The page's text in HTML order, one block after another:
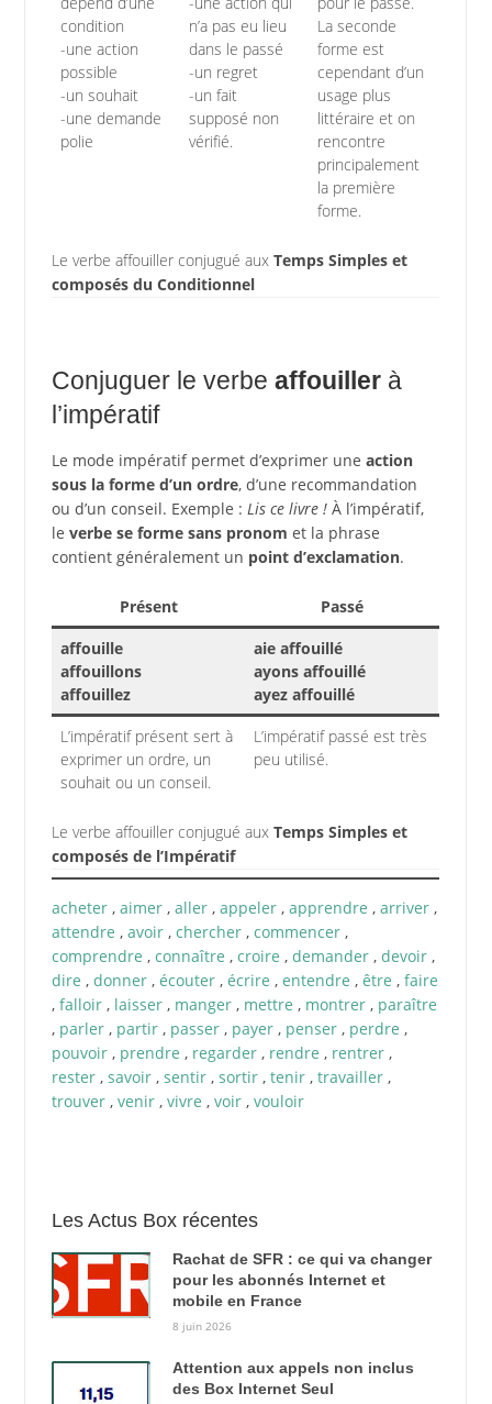
condition
-une action
possible
-un souhait
-une demande
polie
n’a pas eu lieu
dans le passé
-un regret
-un fait
supposé non
vérifié.
La seconde
forme est
cependant d’un
usage plus
littéraire et on
rencontre
principalement
la première
forme.
Le verbe affouiller conjugué aux Temps Simples et
composés du Conditionnel
Conjuguer le verbe affouillerà
l’impératif
Le mode impératif permet d’exprimer une action
sous la forme d’un ordre, d’une recommandation
ou d’un conseil. Exemple : Lis ce livre !À l’impératif,
le verbe se forme sans pronom et la phrase
contient généralement un point d’exclamation.
Présent
Passé
affouille
affouillons
affouillez
aie affouillé
ayons affouillé
ayez affouillé
L’impératif présent sert à
exprimer un ordre, un
souhait ou un conseil.
L’impératif passé est très
peu utilisé.
Le verbe affouiller conjugué aux Temps Simples et
composés de l’Impératif
acheter, aimer, aller, appeler, apprendre , arriver,
attendre , avoir, chercher, commencer,
comprendre , connaître , croire , demander, devoir,
dire , donner, écouter, écrire , entendre , être , faire
, falloir, laisser, manger, mettre , montrer, paraître
, parler, partir, passer, payer, penser, perdre ,
pouvoir, prendre , regarder, rendre , rentrer,
rester, savoir, sentir, sortir, tenir, travailler,
trouver, venir, vivre , voir, vouloir
Les Actus Box récentes
Rachat de SFR : ce qui va changer
pour les abonnés Internet et
mobile en France
8 juin 2026
Attention aux appels non inclus
des Box Internet Seul